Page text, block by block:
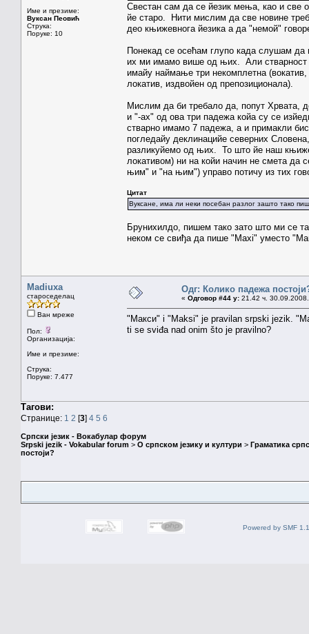
Име и презиме:
Вуксан Пеовић
Струка:
Поруке: 10
Свестан сам да се йезик мења, као и све
йе старо. Нити мислим да све новине
део књижевнога йезика а да "немой"
Понекад се осећам глупо када слушам
их ми имамо више од њих. Али стварност
имайу наймање три некомплетна (вокатив,
локатив, издвойен од препозиционала).
Мислим да би требало да, попут Хрвата,
и "-ах" од ова три падежа койа су се
стварно имамо 7 падежа, а и примакли
погледайу деклинацийе северних
разликуйемо од њих. То што йе наш
локативом) ни на койи начин не смета
њим" и "на њим") управо потичу из тих
Цитат
Вуксане, има ли неки посебан разлог зашто тако
Брунихилдо, пишем тако зато што ми се
неком се свиђа да пише "Maxi" уместо
Madiuxa
староседелац
Ван мреже
Пол:
Организација:
Име и презиме:
Струка:
Поруке: 7.477
Одг: Колико падежа
« Одговор #44 у: 21.42 ч.
"Макси" i "Maksi" je pravilan srpski jezik.
ti se sviđa nad onim što je pravilno?
Тагови:
Странице: 1 2 [3] 4 5 6
Српски језик - Вокабулар форум
Srpski jezik - Vokabular forum > О српском језику и култури > Граматика
постоји?
Powered by SMF